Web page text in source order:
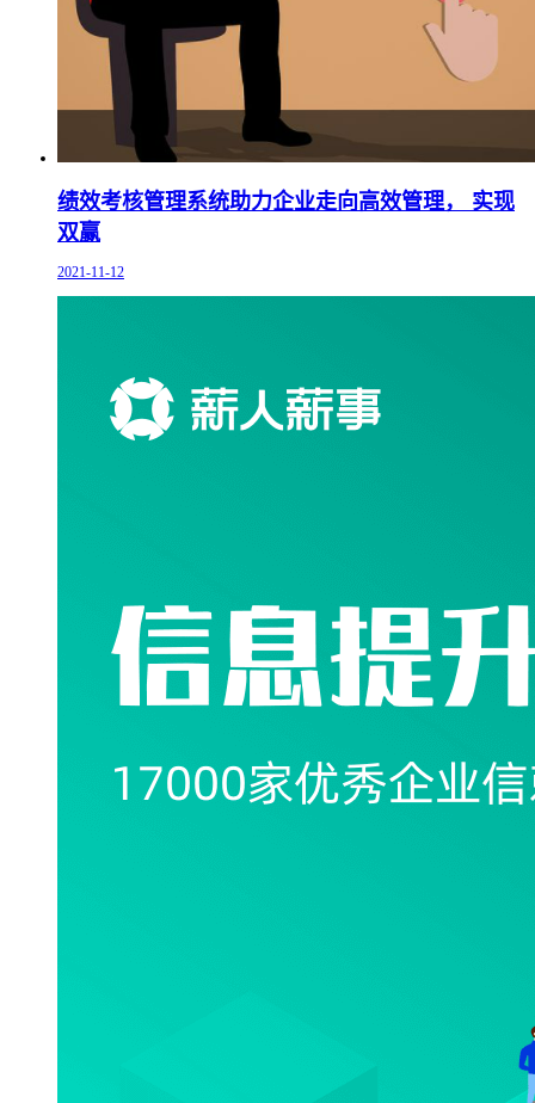
绩效考核管理系统助力企业走向高效管理， 实现
双赢
2021-11-12